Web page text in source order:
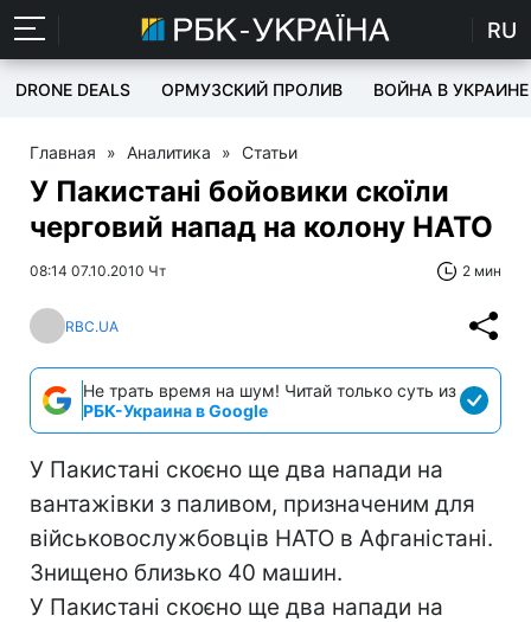
RU
DRONE DEALS ОРМУЗСКИЙ ПРОЛИВ ВОЙНА В УКРАИНЕ
Главная » Аналитика » Статьи
У Пакистані бойовики скоїли
черговий напад на колону НАТО
08:14 07.10.2010 Чт 2 мин
RBC.UA
Не трать время на шум! Читай только суть из
РБК-Украина в Google
У Пакистані скоєно ще два напади на
вантажівки з паливом, призначеним для
військовослужбовців НАТО в Афганістані.
Знищено близько 40 машин.
У Пакистані скоєно ще два напади на